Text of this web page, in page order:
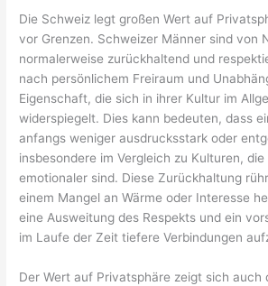
Die Schweiz legt großen Wert auf
vor Grenzen. Schweizer Männer sind von
normalerweise zurückhaltend und
nach persönlichem Freiraum und
Eigenschaft, die sich in ihrer Kultur im
widerspiegelt. Dies kann bedeuten, dass
anfangs weniger ausdrucksstark oder
insbesondere im Vergleich zu Kulturen,
emotionaler sind. Diese Zurückhaltung
einem Mangel an Wärme oder Interesse
eine Ausweitung des Respekts und ein
im Laufe der Zeit tiefere Verbindungen
Der Wert auf Privatsphäre zeigt sich auch